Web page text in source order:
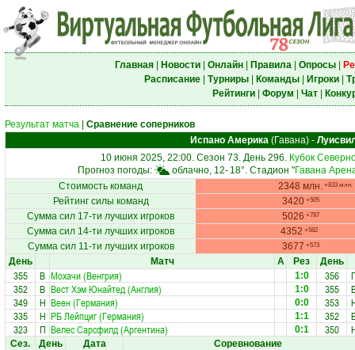
Главная| Новости| Онлайн| Правила| Опросы|
Расписание| Турниры| Команды| Игроки|
Рейтинги| Форум Чат|
Результат матча
Сравнение соперников
Испано Америка(Гавана)-
10 июня 2025, 22:00. Сезон 73. День 296. Кубок
Прогноз погоды:
облачно, 12- 18°. Стадион "Гавана
Стоимость команд
2348 млн. +833 млн.
Рейтинг силы команд 3420 +505
Сумма сил 17-ти лучших игроков 5026 +787
Сумма сил 14-ти лучших игроков 4352 +582
Сумма сил 11-ти лучших игроков 3677 +573
День Матч А Рез
355 В Мохачи (Венгрия) 1:0
352 В Вест Хэм Юнайтед (Англия) 1:0
349 Н Веен (Германия) 0:0
335 Н РБ Лейпциг (Германия) 1:1
323 П Велес Сарсфилд (Аргентина) 0:1
День
356
355
353
352
350
Сез. День Дата Соревнование